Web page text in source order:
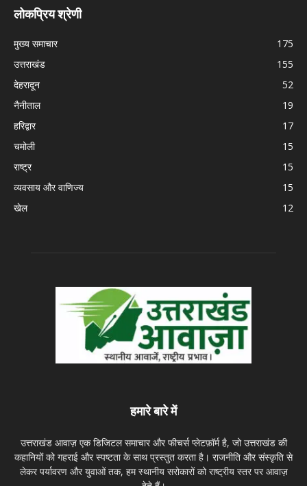
लोकप्रिय श्रेणी
मुख्य समाचार
175
उत्तराखंड
155
देहरादून
52
नैनीताल
19
हरिद्वार
17
चमोली
15
राष्ट्र
15
व्यवसाय और वाणिज्य
15
खेल
12
हमारे बारे में
उत्तराखंड आवाज़ एक डिजिटल समाचार और फीचर्स प्लेटफ़ॉर्म है, जो उत्तराखंड की
कहानियों को गहराई और स्पष्टता के साथ प्रस्तुत करता है। राजनीति और संस्कृति से
लेकर पर्यावरण और युवाओं तक, हम स्थानीय सरोकारों को राष्ट्रीय स्तर पर आवाज़